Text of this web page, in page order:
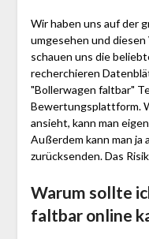
Wir haben uns auf der
umgesehen und
schauen uns die
recherchieren
"Bollerwagen faltbar"
Bewertungsplattform.
ansieht, kann man
Außerdem kann man ja
zurücksenden. Das
Warum sollte
faltbar online